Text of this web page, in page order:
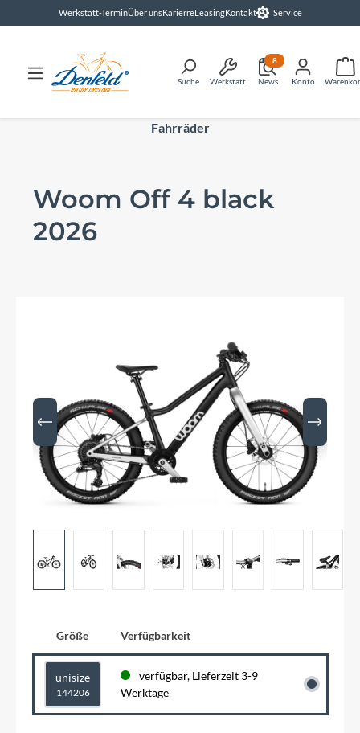
springenWerkstatt-TerminÜber unsKarierreLeasingKontakt Service
Suche Werkstatt News
8
Konto
Fahrräder
Woom Off 4 black
2026
Größe Verfügbarkeit
unisize
144206
verfügbar, Lieferzeit 3-9
Werktage